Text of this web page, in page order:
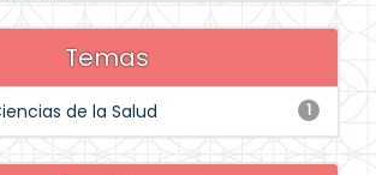
Temas
1
de la Salud